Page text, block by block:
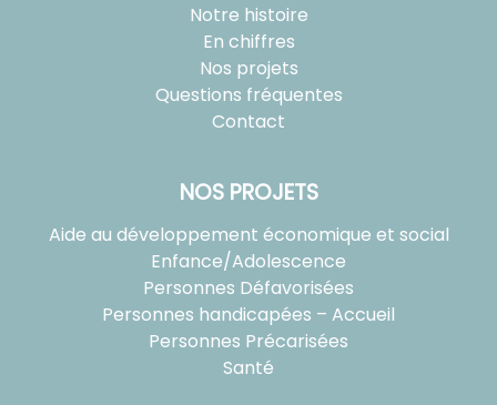
Notre histoire
En chiffres
Nos projets
Questions fréquentes
Contact
NOS PROJETS
Aide au développement économique et social
Enfance/Adolescence
Personnes Défavorisées
Personnes handicapées – Accueil
Personnes Précarisées
Santé